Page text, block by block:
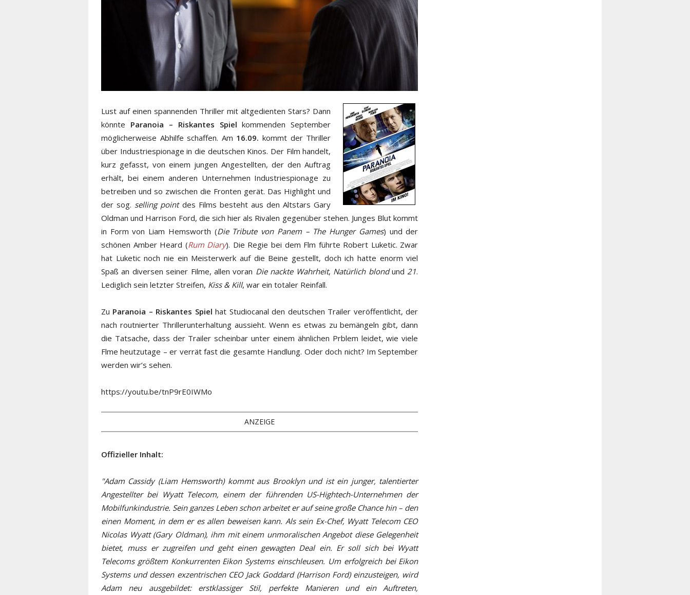
Lust auf einen spannenden Thriller mit altgedienten Stars? Dann
könnte Paranoia – Riskantes Spielkommenden September
möglicherweise Abhilfe schaffen. Am 16.09. kommt der Thriller
über Industriespionage in die deutschen Kinos. Der Film handelt,
kurz gefasst, von einem jungen Angestellten, der den Auftrag
erhält, bei einem anderen Unternehmen Industriespionage zu
betreiben und so zwischen die Fronten gerät. Das Highlight und
der sog. selling point des Films besteht aus den Altstars Gary
Oldman und Harrison Ford, die sich hier als Rivalen gegenüber stehen. Junges Blut kommt
in Form von Liam Hemsworth (Die Tribute von Panem – The Hunger Games) und der
schönen Amber Heard (Rum Diary). Die Regie bei dem Flm führte Robert Luketic. Zwar
hat Luketic noch nie ein Meisterwerk auf die Beine gestellt, doch ich hatte enorm viel
Spaß an diversen seiner Filme, allen voran Die nackte Wahrheit, Natürlich blondund 21.
Lediglich sein letzter Streifen, Kiss & Kill, war ein totaler Reinfall.
Zu Paranoia – Riskantes Spiel hat Studiocanal den deutschen Trailer veröffentlicht, der
nach routnierter Thrillerunterhaltung aussieht. Wenn es etwas zu bemängeln gibt, dann
die Tatsache, dass der Trailer scheinbar unter einem ähnlichen Prblem leidet, wie viele
Flme heutzutage – er verrät fast die gesamte Handlung. Oder doch nicht? Im September
werden wir’s sehen.
https://youtu.be/tnP9rE0IWMo
ANZEIGE
Offizieller Inhalt:
"Adam Cassidy (Liam Hemsworth) kommt aus Brooklyn und ist ein junger, talentierter
Angestellter bei Wyatt Telecom, einem der führenden US-Hightech-Unternehmen der
Mobilfunkindustrie. Sein ganzes Leben schon arbeitet er auf seine große Chance hin – den
einen Moment, in dem er es allen beweisen kann. Als sein Ex-Chef, Wyatt Telecom CEO
Nicolas Wyatt (Gary Oldman), ihm mit einem unmoralischen Angebot diese Gelegenheit
bietet, muss er zugreifen und geht einen gewagten Deal ein. Er soll sich bei Wyatt
Telecoms größtem Konkurrenten Eikon Systems einschleusen. Um erfolgreich bei Eikon
Systems und dessen exzentrischen CEO Jack Goddard (Harrison Ford) einzusteigen, wird
Adam neu ausgebildet: erstklassiger Stil, perfekte Manieren und ein Auftreten,